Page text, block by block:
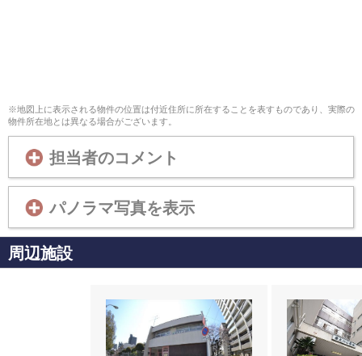
※地図上に表示される物件の位置は付近住所に所在することを表すものであり、実際の
物件所在地とは異なる場合がございます。
担当者のコメント
パノラマ写真を表示
周辺施設